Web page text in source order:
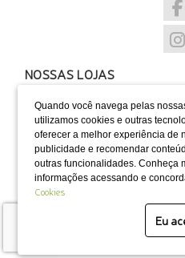
Quando você navega pelas
utilizamos cookies e outras
oferecer a melhor experiência de
publicidade e recomendar
outras funcionalidades. Conheça
informações acessando e
Cookies
Eu
NOSSAS LOJAS
FORMAS DE PAGAMENTO
SELOS
Desenvolvido